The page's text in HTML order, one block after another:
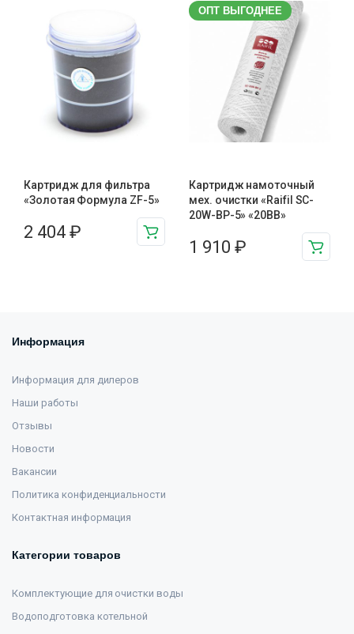
Картридж для фильтра
«Золотая Формула ZF-5»
2 404 ₽
ОПТ ВЫГОДНЕЕ
Картридж намоточный
мех. очистки «Raifil SC-
20W-BP-5» «20BB»
1 910 ₽
Информация
Информация для дилеров
Наши работы
Отзывы
Новости
Вакансии
Политика конфиденциальности
Контактная информация
Категории товаров
Комплектующие для очистки воды
Водоподготовка котельной